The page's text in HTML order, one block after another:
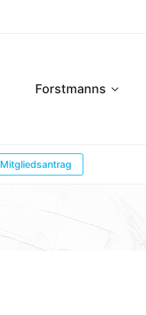
Forstmanns
Mitgliedsantrag